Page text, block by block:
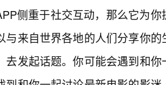
侧重于社交互动，那么它为你
与来自世界各地的人们分享你
去发起话题。你可能会遇到和